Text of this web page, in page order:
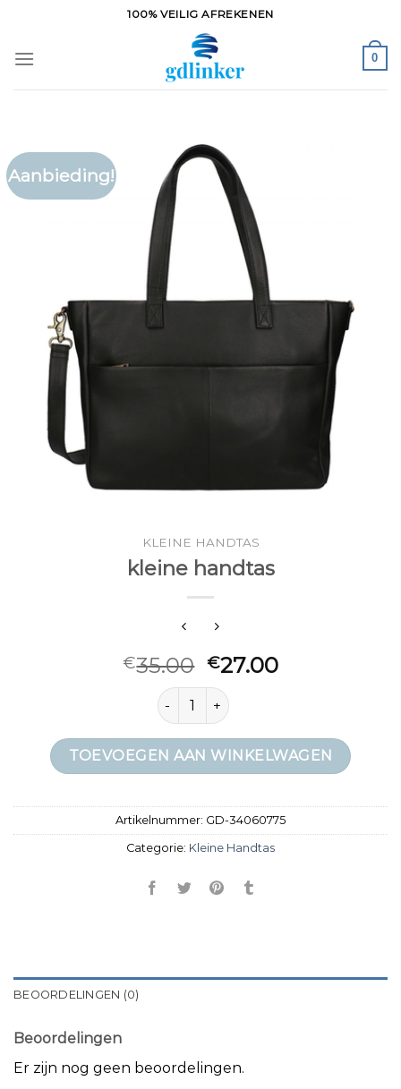
inhoud
100% VEILIG AFREKENEN
0
Aanbieding!
KLEINE HANDTAS
kleine handtas
€35.00 €27.00
kleine handtas aantal
TOEVOEGEN AAN WINKELWAGEN
Artikelnummer: GD-34060775
Categorie: Kleine Handtas
BEOORDELINGEN (0)
Beoordelingen
Er zijn nog geen beoordelingen.